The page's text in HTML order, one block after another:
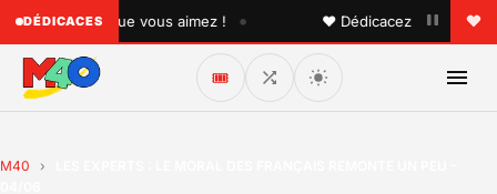
DÉDICACES
quelqu'un que vous aimez ! • ♥ Dédicacez un titre à vos
🎟️
M40 ›